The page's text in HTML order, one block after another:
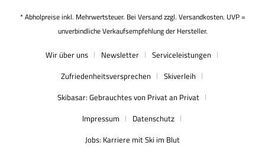
* Abholpreise inkl. Mehrwertsteuer. Bei Versand zzgl. Versandkosten. UVP =
unverbindliche Verkaufsempfehlung der Hersteller.
Wir über uns Newsletter
Serviceleistungen
Zufriedenheitsversprechen
Skiverleih
Skibasar: Gebrauchtes von Privat an Privat
Impressum
Datenschutz
Jobs: Karriere mit Ski im Blut